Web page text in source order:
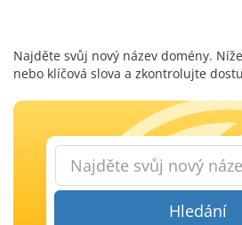
Najděte svůj nový název domény.
nebo klíčová slova a zkontrolujte
Hledání